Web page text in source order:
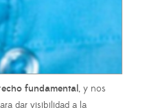
fundamental, y nos
dar visibilidad a la